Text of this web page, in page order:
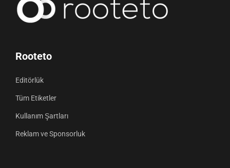
Rooteto
Editörlük
Tüm Etiketler
Kullanım Şartları
Reklam ve Sponsorluk